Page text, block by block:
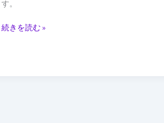
す。
え
続きを読む »